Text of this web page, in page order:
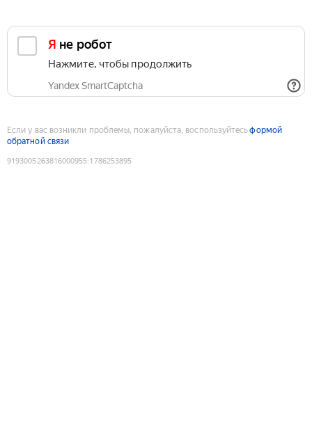
Я не робот
Нажмите, чтобы продолжить
Yandex SmartCaptcha
Если у вас возникли проблемы, пожалуйста, воспользуйтесьформой
обратной связи
9193005263816000955:1786253895